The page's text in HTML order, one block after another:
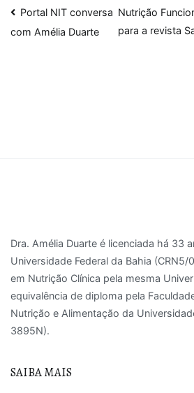
Navegação
de
Portal NIT conversa
com Amélia Duarte
Nutrição
para a revista
Dra. Amélia Duarte é licenciada há 33
Universidade Federal da Bahia
em Nutrição Clínica pela mesma
equivalência de diploma pela
Nutrição e Alimentação da
3895N).
SAIBA MAIS